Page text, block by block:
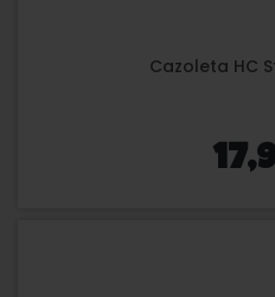
Cazoleta HC